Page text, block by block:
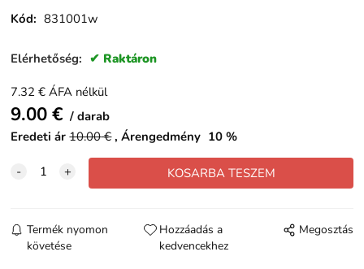
Kód: 831001w
Elérhetőség: Raktáron
7.32 €ÁFA nélkül
9.00€
darab
Eredeti ár 10.00€ Árengedmény 10 %
Termék nyomon
követése
Hozzáadás a
kedvencekhez
Megosztás